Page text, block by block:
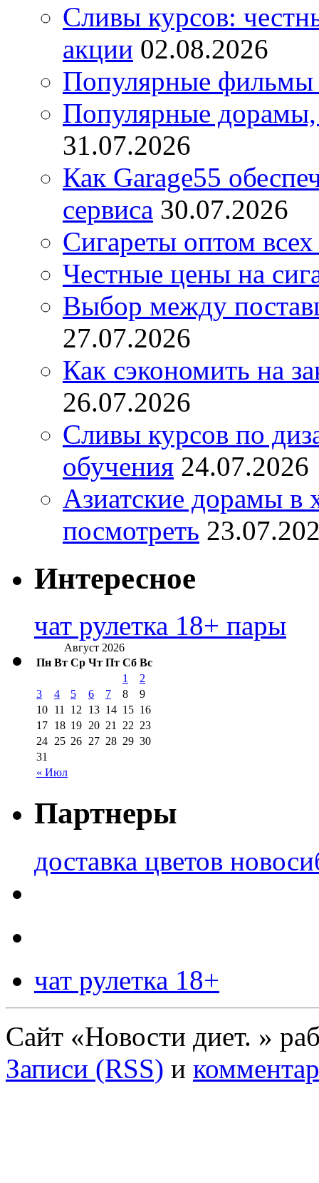
Сливы курсов:
акции 02.08.2026
Популярные фильмы
Популярные дорамы,
31.07.2026
Как Garage55
сервиса 30.07.2026
Сигареты оптом
Честные цены на
Выбор между
27.07.2026
Как сэкономить на
26.07.2026
Сливы курсов по
обучения 24.07.2026
Азиатские дорамы в
посмотреть
Интересное
чат рулетка 18+ пары
Август 2026
Пн Вт Ср Чт Пт Сб Вс
« Июл
1
2
3
4 5 6 7 8
9
10 11 12 13 14 15 16
17 18 19 20 21 22 23
24 25 26 27 28 29 30
31
Партнеры
доставка цветов
чат рулетка 18+
Сайт «Новости диет. »
Записи (RSS) и